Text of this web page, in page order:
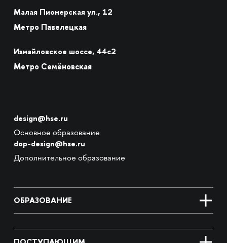
Малая Пионерская ул., 12
Метро Павелецкая
Измайловское шоссе, 44с2
Метро Семёновская
design@hse.ru
Основное образование
dop-design@hse.ru
Дополнительное образование
ОБРАЗОВАНИЕ